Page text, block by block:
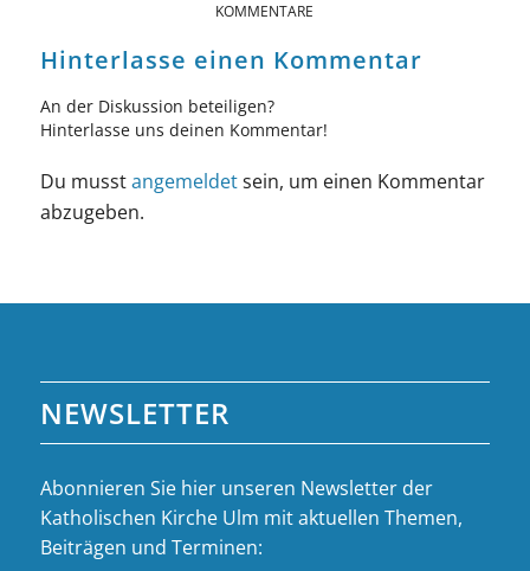
KOMMENTARE
Hinterlasse einen Kommentar
An der Diskussion beteiligen?
Hinterlasse uns deinen Kommentar!
Du musstangemeldetsein, um einen Kommentar
abzugeben.
NEWSLETTER
Abonnieren Sie hier unseren Newsletter der
Katholischen Kirche Ulm mit aktuellen Themen,
Beiträgen und Terminen: